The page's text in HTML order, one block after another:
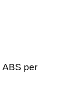
ABS per